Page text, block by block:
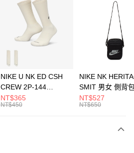
21家銀行
第一商業銀行
彰化商業銀行
NIKE U NK ED CSH
CREW 2P-144
EMBRDY 男女 短統襪
FZ3073133
NT$365
NT$450
NIKE NK
SMIT 男女 側背
BA5871010
NT$527
NT$650